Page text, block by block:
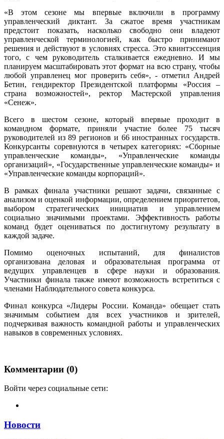
«В этом сезоне мы впервые включили в программу
управленческий диктант. За сжатое время участникам
предстоит показать, насколько свободно они владеют
управленческой терминологией, как быстро принимают
решения и действуют в условиях стресса. Это квинтэссенция
того, с чем руководитель сталкивается ежедневно. И мы
планируем масштабировать этот формат на всю страну, чтобы
любой управленец мог проверить себя», - отметил Андрей
Бетин, гендиректор Президентской платформы «Россия –
страна возможностей», ректор Мастерской управления
«Сенеж».
Всего в шестом сезоне, который впервые проходит в
командном формате, приняли участие более 75 тысяч
руководителей из 89 регионов и 66 иностранных государств.
Конкурсанты соревнуются в четырех категориях: «Сборные
управленческие команды», «Управленческие команды
организаций», «Государственные управленческие команды» и
«Управленческие команды корпораций».
В рамках финала участники решают задачи, связанные с
анализом и оценкой информации, определением приоритетов,
выбором стратегических инициатив и управлением
социально значимыми проектами. Эффективность работы
команд будет оцениваться по достигнутому результату в
каждой задаче.
Помимо оценочных испытаний, для финалистов
организована деловая и образовательная программа от
ведущих управленцев в сфере науки и образования.
Участники финала также имеют возможность встретиться с
членами Наблюдательного совета конкурса.
Финал конкурса «Лидеры России. Команда» обещает стать
значимым событием для всех участников и зрителей,
подчеркивая важность командной работы и управленческих
навыков в современных условиях.
Комментарии (0)
Войти через социальные сети:
Новости